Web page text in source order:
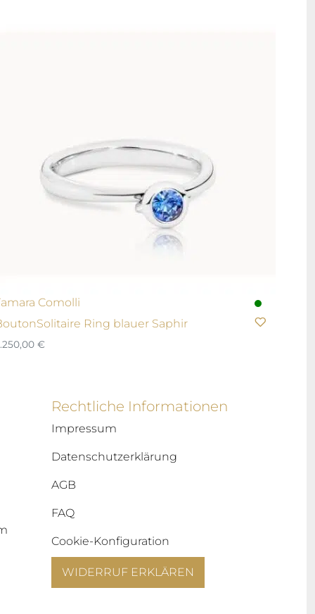
Comolli
Ring blauer Saphir
€
Rechtliche Informationen
Impressum
Datenschutzerklärung
AGB
FAQ
Cookie-Konfiguration
WIDERRUF ERKLÄREN